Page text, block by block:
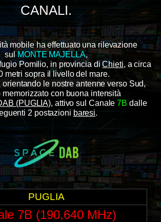
CANALI.
mobile ha effettuato una rilevazione
sulMONTE MAJELLA,
Pomilio, in provincia diChieti, a circa
metri sopra il livello del mare.
orientando le nostre antenne verso Sud,
memorizzato con buona intensità
(PUGLIA), attivo sul Canale7B dalle
2 postazioni baresi.
PUGLIA
7B (190,640 MHz)